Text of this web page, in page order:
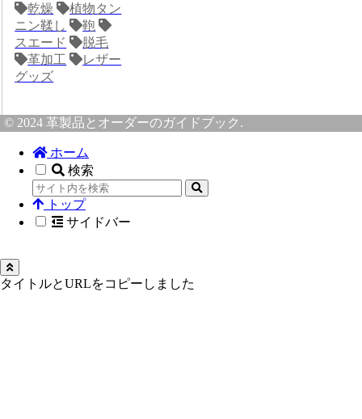
乾燥
植物タン
ニン鞣し
鞄
スエード
脱毛
革加工
レザー
グッズ
© 2024 革製品とオーダーのガイドブック.
ホーム
検索
トップ
サイドバー
タイトルとURLをコピーしました